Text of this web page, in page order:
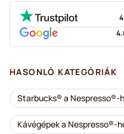
HASONLÓ KATEGÓRIÁK
Starbucks® a Nespresso®-
Kávégépek a Nespresso®-